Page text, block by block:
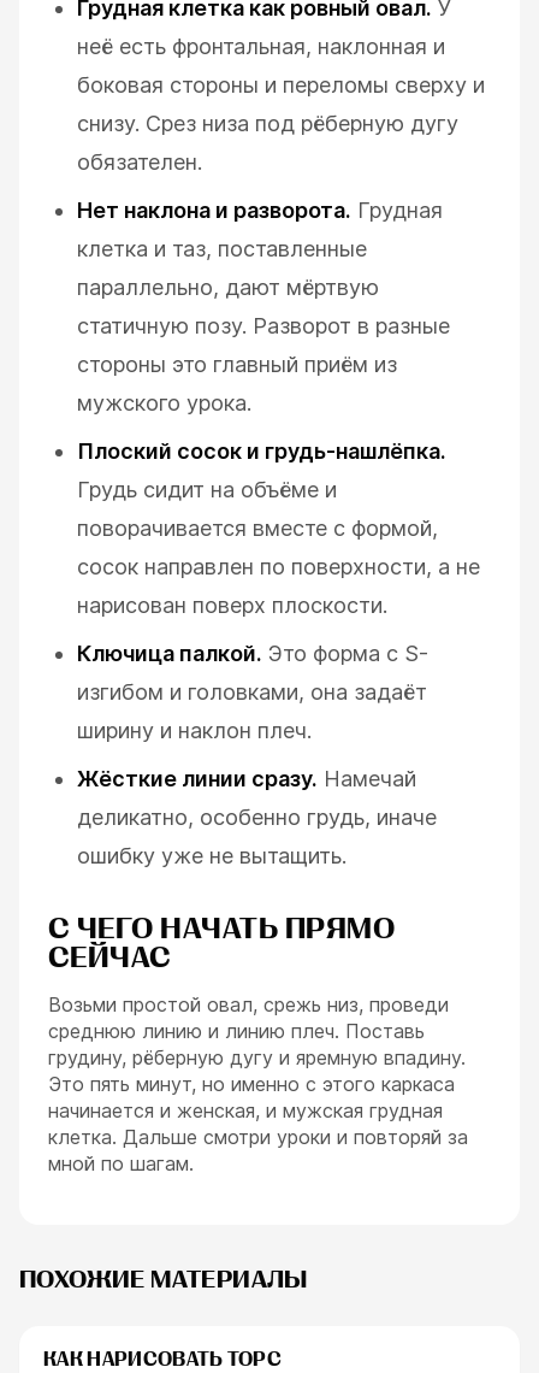
Грудная клетка как ровный овал. У
неё есть фронтальная, наклонная и
боковая стороны и переломы сверху и
снизу. Срез низа под рёберную дугу
обязателен.
Нет наклона и разворота. Грудная
клетка и таз, поставленные
параллельно, дают мёртвую
статичную позу. Разворот в разные
стороны это главный приём из
мужского урока.
Плоский сосок и грудь-нашлёпка.
Грудь сидит на объёме и
поворачивается вместе с формой,
сосок направлен по поверхности, а не
нарисован поверх плоскости.
Ключица палкой. Это форма с S-
изгибом и головками, она задаёт
ширину и наклон плеч.
Жёсткие линии сразу. Намечай
деликатно, особенно грудь, иначе
ошибку уже не вытащить.
С ЧЕГО НАЧАТЬ ПРЯМО
СЕЙЧАС
Возьми простой овал, срежь низ, проведи
среднюю линию и линию плеч. Поставь
грудину, рёберную дугу и яремную впадину.
Это пять минут, но именно с этого каркаса
начинается и женская, и мужская грудная
клетка. Дальше смотри уроки и повторяй за
мной по шагам.
ПОХОЖИЕ МАТЕРИАЛЫ
КАК НАРИСОВАТЬ ТОРС